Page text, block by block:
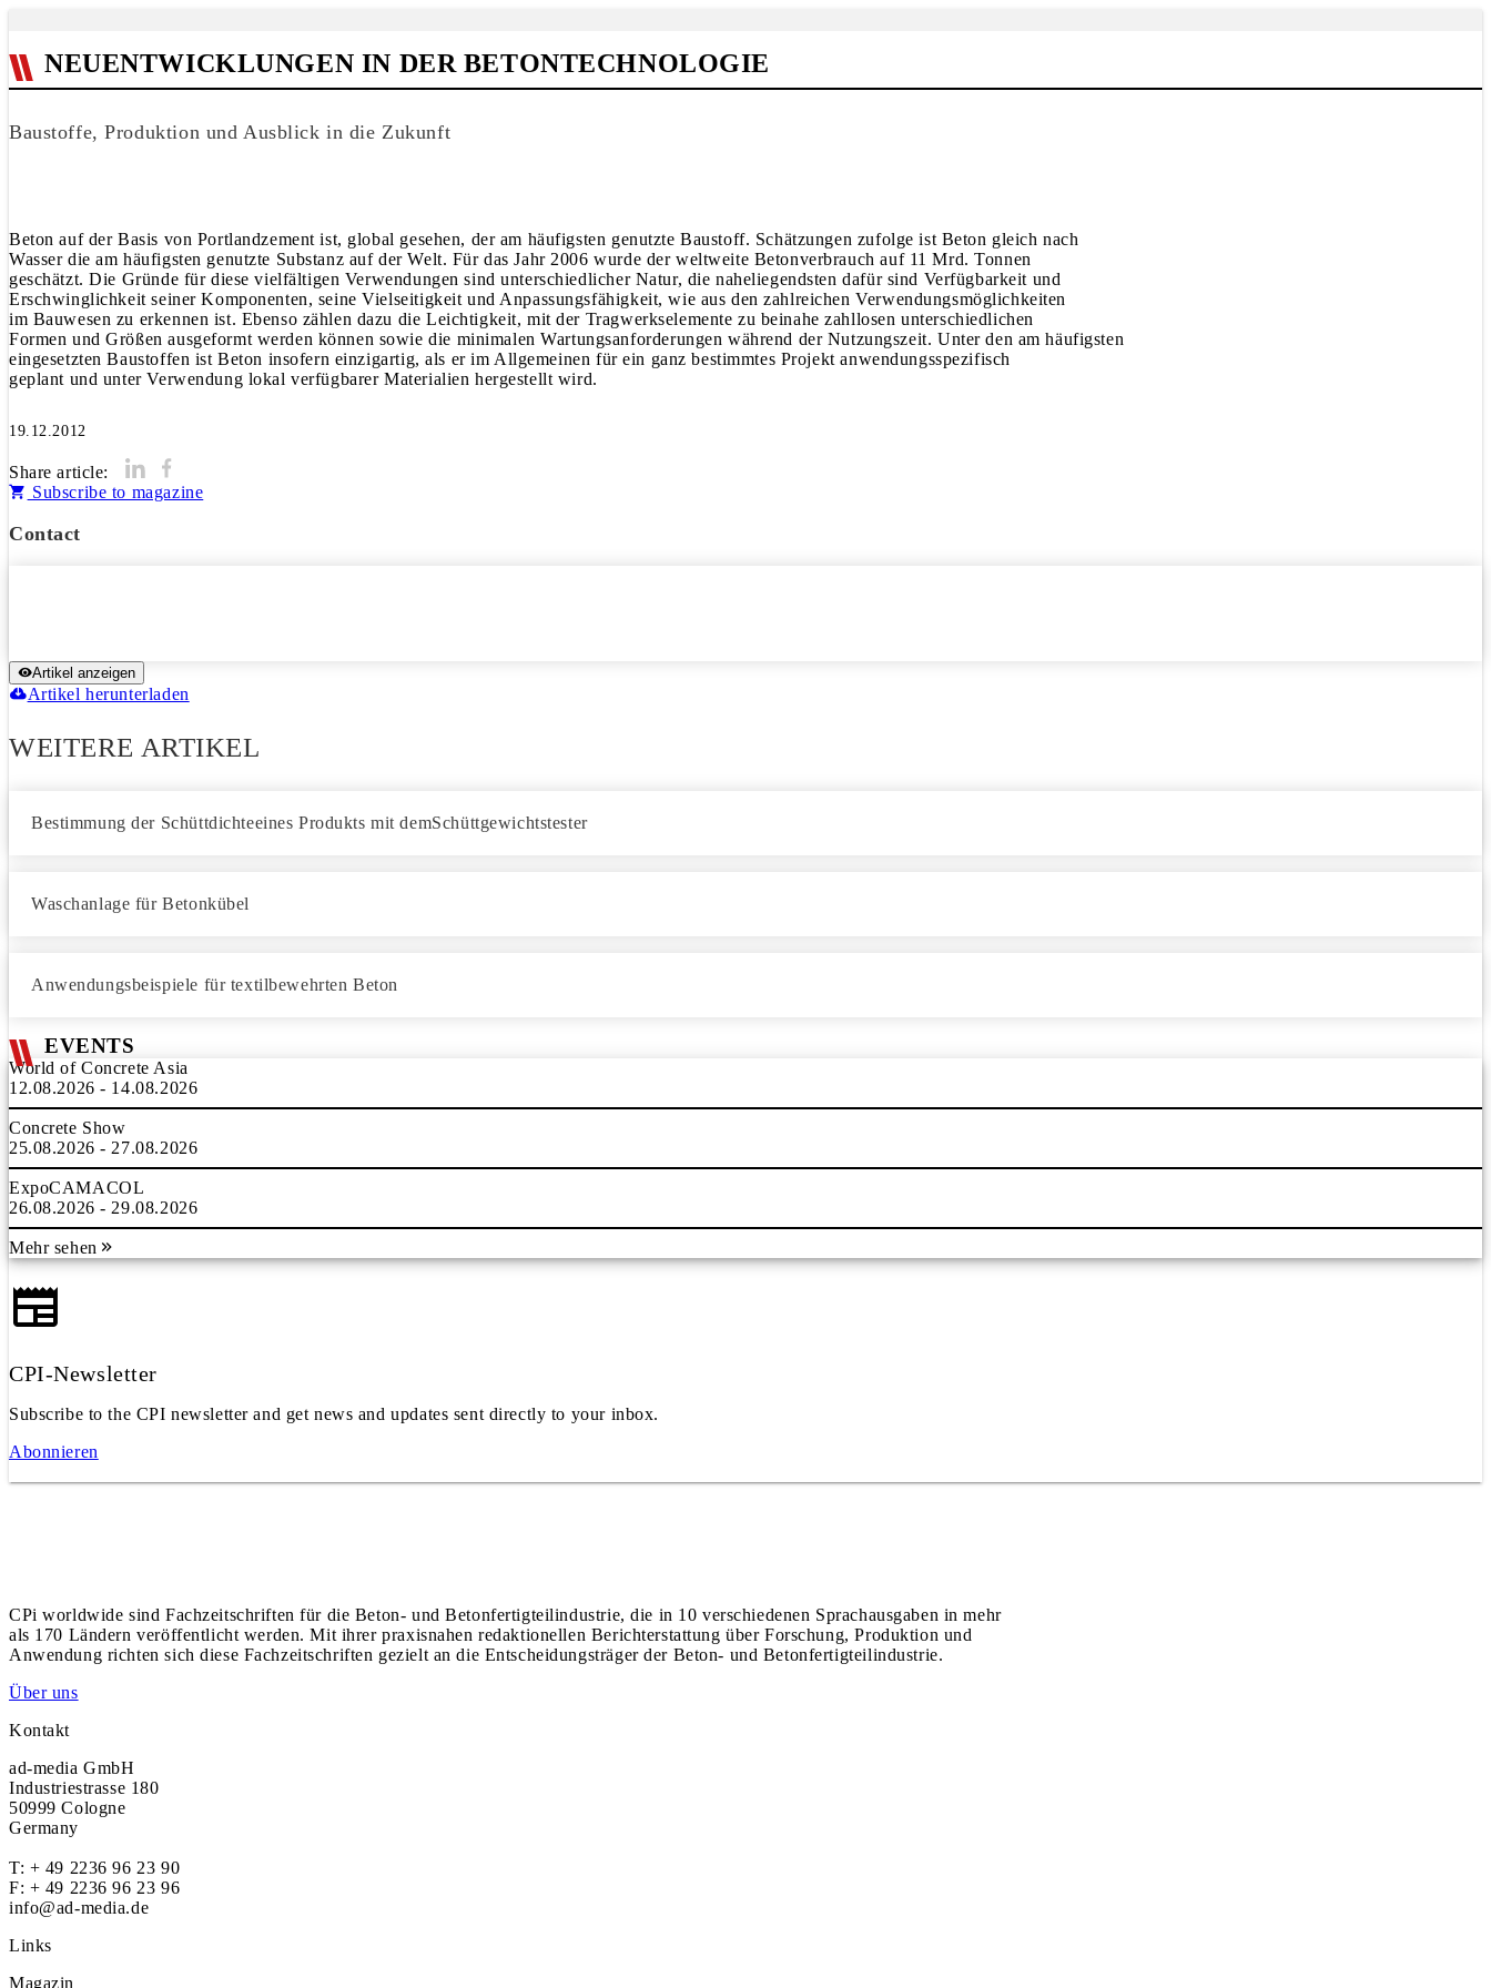
NEUENTWICKLUNGEN IN DER BETONTECHNOLOGIE
Baustoffe, Produktion und Ausblick in die Zukunft
Beton auf der Basis von Portlandzement ist, global gesehen, der am häufigsten genutzte Baustoff. Schätzungen zufolge ist Beton gleich nach
Wasser die am häufigsten genutzte Substanz auf der Welt. Für das Jahr 2006 wurde der weltweite Betonverbrauch auf 11 Mrd. Tonnen
geschätzt. Die Gründe für diese vielfältigen Verwendungen sind unterschiedlicher Natur, die naheliegendsten dafür sind Verfügbarkeit und
Erschwinglichkeit seiner Komponenten, seine Vielseitigkeit und Anpassungsfähigkeit, wie aus den zahlreichen Verwendungsmöglichkeiten
im Bauwesen zu erkennen ist. Ebenso zählen dazu die Leichtigkeit, mit der Tragwerkselemente zu beinahe zahllosen unterschiedlichen
Formen und Größen ausgeformt werden können sowie die minimalen Wartungsanforderungen während der Nutzungszeit. Unter den am häufigsten
eingesetzten Baustoffen ist Beton insofern einzigartig, als er im Allgemeinen für ein ganz bestimmtes Projekt anwendungsspezifisch
geplant und unter Verwendung lokal verfügbarer Materialien hergestellt wird.
19.12.2012
Share article:
Subscribe to magazine
Contact
Artikel anzeigen
Artikel herunterladen
WEITERE ARTIKEL
Bestimmung der Schüttdichteeines Produkts mit demSchüttgewichtstester
Waschanlage für Betonkübel
Anwendungsbeispiele für textilbewehrten Beton
EVENTS
World of Concrete Asia
12.08.2026 - 14.08.2026
Concrete Show
25.08.2026 - 27.08.2026
ExpoCAMACOL
26.08.2026 - 29.08.2026
Mehr sehen
CPI-Newsletter
Subscribe to the CPI newsletter and get news and updates sent directly to your inbox.
Abonnieren
CPi worldwide sind Fachzeitschriften für die Beton- und Betonfertigteilindustrie, die in 10 verschiedenen Sprachausgaben in mehr
als 170 Ländern veröffentlicht werden. Mit ihrer praxisnahen redaktionellen Berichterstattung über Forschung, Produktion und
Anwendung richten sich diese Fachzeitschriften gezielt an die Entscheidungsträger der Beton- und Betonfertigteilindustrie.
Über uns
Kontakt
ad-media GmbH
Industriestrasse 180
50999 Cologne
Germany
T: + 49 2236 96 23 90
F: + 49 2236 96 23 96
info@ad-media.de
Links
Magazin